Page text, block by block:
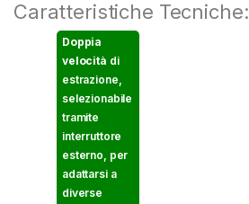
Caratteristiche Tecniche:
Doppia
velocità di
estrazione,
selezionabile
tramite
interruttore
esterno, per
adattarsi a
diverse